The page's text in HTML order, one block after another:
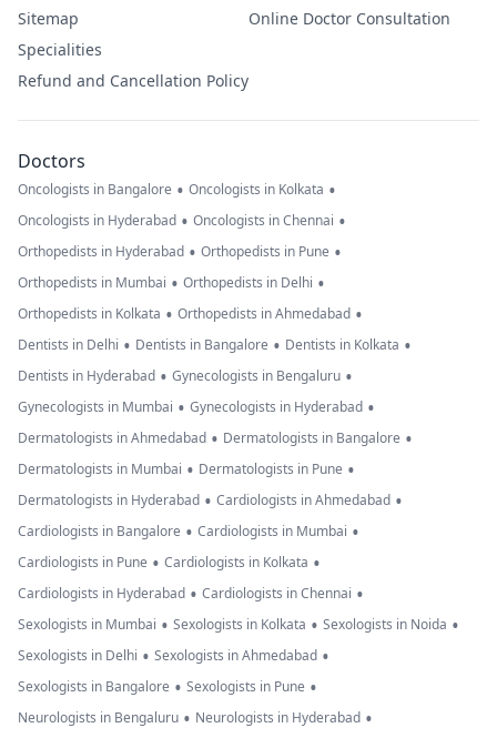
Sitemap
Specialities
Refund and Cancellation Policy
Online Doctor Consultation
Doctors
Oncologists in Bangalore • Oncologists in Kolkata •
Oncologists in Hyderabad • Oncologists in Chennai •
Orthopedists in Hyderabad • Orthopedists in Pune •
Orthopedists in Mumbai • Orthopedists in Delhi •
Orthopedists in Kolkata • Orthopedists in Ahmedabad •
Dentists in Delhi • Dentists in Bangalore • Dentists in Kolkata •
Dentists in Hyderabad • Gynecologists in Bengaluru •
Gynecologists in Mumbai • Gynecologists in Hyderabad •
Dermatologists in Ahmedabad • Dermatologists in Bangalore •
Dermatologists in Mumbai • Dermatologists in Pune •
Dermatologists in Hyderabad • Cardiologists in Ahmedabad •
Cardiologists in Bangalore • Cardiologists in Mumbai •
Cardiologists in Pune • Cardiologists in Kolkata •
Cardiologists in Hyderabad • Cardiologists in Chennai •
Sexologists in Mumbai • Sexologists in Kolkata • Sexologists in Noida •
Sexologists in Delhi • Sexologists in Ahmedabad •
Sexologists in Bangalore • Sexologists in Pune •
Neurologists in Bengaluru • Neurologists in Hyderabad •